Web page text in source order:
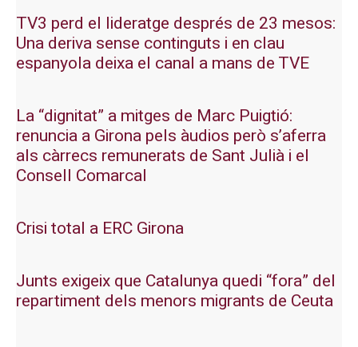
TV3 perd el lideratge després de 23 mesos:
Una deriva sense continguts i en clau
espanyola deixa el canal a mans de TVE
La “dignitat” a mitges de Marc Puigtió:
renuncia a Girona pels àudios però s’aferra
als càrrecs remunerats de Sant Julià i el
Consell Comarcal
Crisi total a ERC Girona
Junts exigeix que Catalunya quedi “fora” del
repartiment dels menors migrants de Ceuta